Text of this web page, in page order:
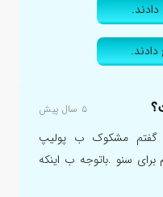
۵ سال پیش
گفتم مشکوک ب پولیپ
سنو .باتوجه ب اینکه